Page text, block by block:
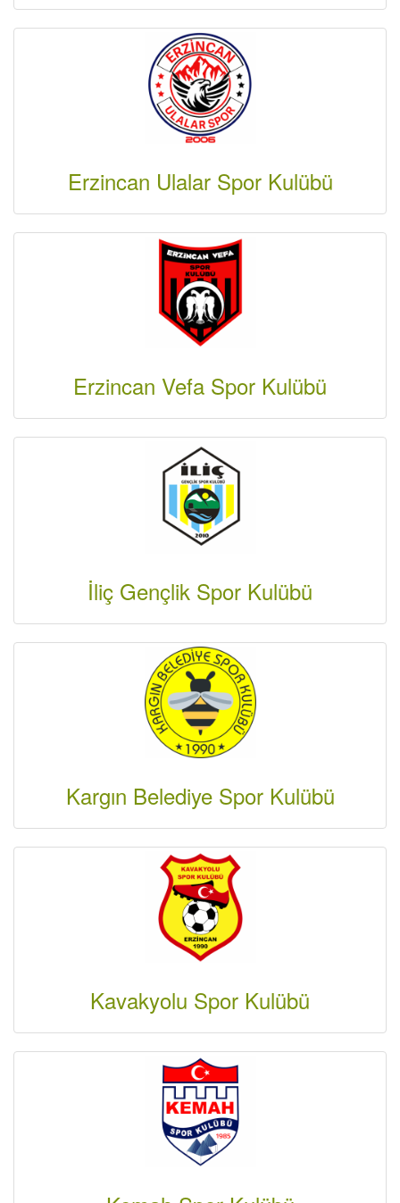
Erzincan Ulalar Spor Kulübü
Erzincan Vefa Spor Kulübü
İliç Gençlik Spor Kulübü
Kargın Belediye Spor Kulübü
Kavakyolu Spor Kulübü